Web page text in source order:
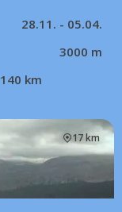
28.11. - 05.04.
3000 m
140 km
17 km